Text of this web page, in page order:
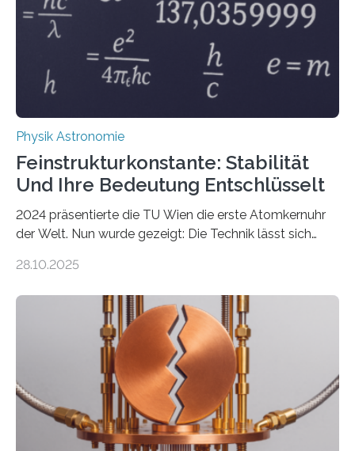
Physik Astronomie
Feinstrukturkonstante: Stabilität
Und Ihre Bedeutung Entschlüsselt
2024 präsentierte die TU Wien die erste Atomkernuhr
der Welt. Nun wurde gezeigt: Die Technik lässt sich
fundamentalen Physik nachzugehen. Thorium-
Messungen verwenden. Das hatte man jahrzehntelang
vermutet, weltweit war nach den passenden
Atomkern-Zuständen gesucht worden, 2024 gelang
einem Team der TU Wien mit Unterstützung
internationaler Partner der entscheidende Durchbruch:
Der lange diskutierte Thorium-Kernübergang wurde
gefunden. Kurz darauf konnte man zeigen, dass sich
Thorium tatsächlich nutzen lässt, um hochpräzise…
28.10.2025